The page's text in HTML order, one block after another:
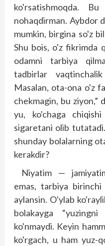
ko'rsatishmoqda.
nohaqdirman. Aybdor
mumkin, birgina so'z
Shu bois, o'z fikrimda
odamni tarbiya
tadbirlar
Masalan, ota-ona o'z
chekmagin, bu ziyon,”
yu, ko'chaga
sigaretani olib
shunday bolalarning
kerakdir?
Niyatim —
emas, tarbiya
aylansin. O'ylab
bolakayga
ko'nmaydi. Keyin
ko'rgach, u ham yuz-